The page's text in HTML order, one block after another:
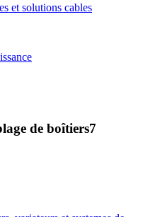
et solutions cables
de boîtiers7